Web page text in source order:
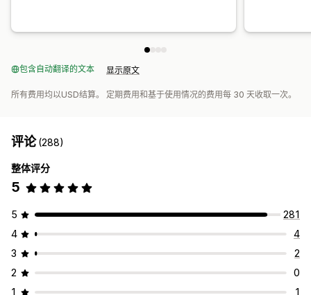
包含自动翻译的文本 显示原文
所有费用均以USD结算。 定期费用和基于使用情况的费用每 30 天收取一次。
评论(288)
整体评分
5
5
281
4
4
3
2
2
0
1
1